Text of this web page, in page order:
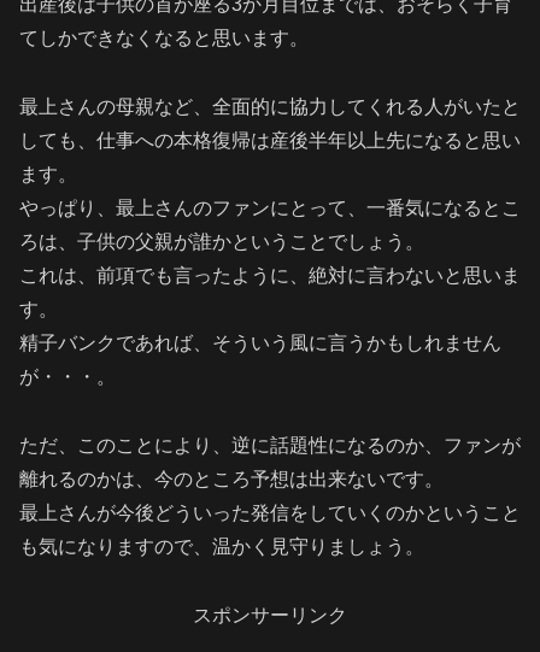
出産後は子供の首が座る3か月目位までは、おそらく子育
てしかできなくなると思います。
最上さんの母親など、全面的に協力してくれる人がいたと
しても、仕事への本格復帰は産後半年以上先になると思い
ます。
やっぱり、最上さんのファンにとって、一番気になるとこ
ろは、子供の父親が誰かということでしょう。
これは、前項でも言ったように、絶対に言わないと思いま
す。
精子バンクであれば、そういう風に言うかもしれません
が・・・。
ただ、このことにより、逆に話題性になるのか、ファンが
離れるのかは、今のところ予想は出来ないです。
最上さんが今後どういった発信をしていくのかということ
も気になりますので、温かく見守りましょう。
スポンサーリンク